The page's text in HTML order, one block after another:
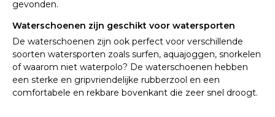
gevonden.
Waterschoenen zijn geschikt voor watersporten
De waterschoenen zijn ook perfect voor verschillende
soorten watersporten zoals surfen, aquajoggen, snorkelen
of waarom niet waterpolo? De waterschoenen hebben
een sterke en gripvriendelijke rubberzool en een
comfortabele en rekbare bovenkant die zeer snel droogt.